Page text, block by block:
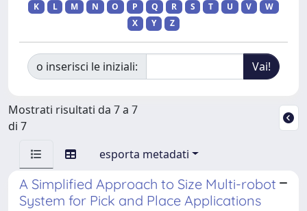
K
L M N O P Q R S T U V
W
X
Y Z
o inserisci le iniziali:
Mostrati risultati da 7 a 7
di 7
esporta metadati
A Simplified Approach to Size Multi-robot
System for Pick and Place Applications